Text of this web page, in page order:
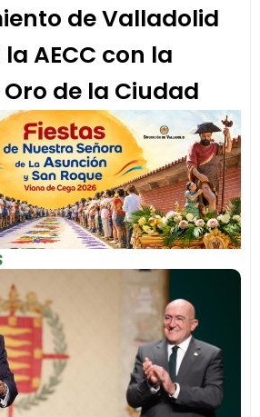
de Valladolid
AECC con la
de la Ciudad